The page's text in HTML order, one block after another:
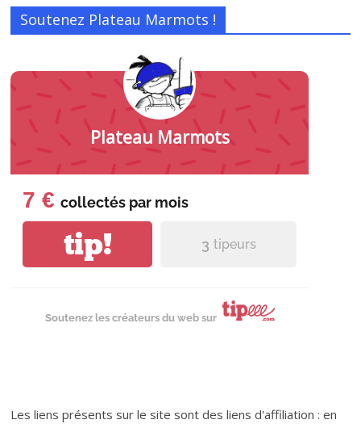
Soutenez Plateau Marmots !
Plateau Marmots
7 € collectés par mois
tip! 3 tipeurs
Soutenez les créateurs du web sur
Les liens présents sur le site sont des liens d'affiliation : en